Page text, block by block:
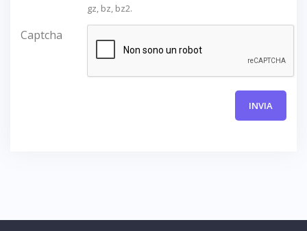
gz, bz, bz2.
Captcha
INVIA